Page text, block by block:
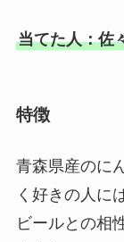
当てた人：佐
特徴
青森県産のに
く好きの人に
ビールとの相